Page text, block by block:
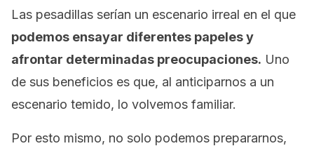
Las pesadillas serían un escenario irreal en el que
podemos ensayar diferentes papeles y
afrontar determinadas preocupaciones. Uno
de sus beneficios es que, al anticiparnos a un
escenario temido, lo volvemos familiar.
Por esto mismo, no solo podemos prepararnos,